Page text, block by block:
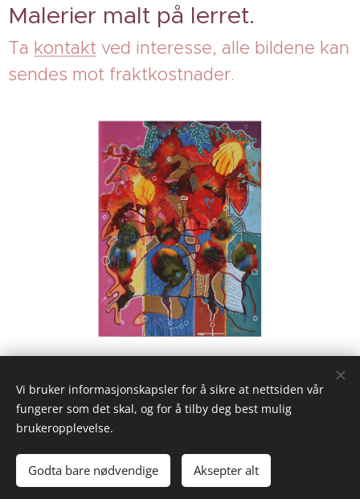
Malerier malt på lerret.
Ta kontakt ved interesse, alle bildene kan
sendes mot fraktkostnader.
© 2025 Nina Galaasen org. 935 419 344
@salbergmarked
Informasjonskapsler
Vi bruker informasjonskapsler for å sikre at nettsiden vår
fungerer som det skal, og for å tilby deg best mulig
brukeropplevelse.
Godta bare nødvendige Aksepter alt